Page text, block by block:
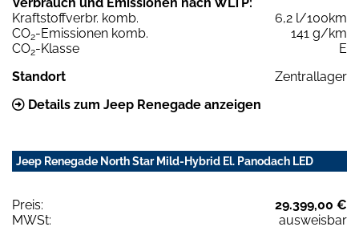
Kraftstoffverbr. komb.
6,2 l/100km
CO2-Emissionen komb.
141 g/km
CO2-Klasse
E
Standort
Zentrallager
Details zum Jeep Renegade anzeigen
Jeep Renegade North Star Mild-Hybrid El. Panodach LED
Preis:
29.399,00 €
MWSt:
ausweisbar